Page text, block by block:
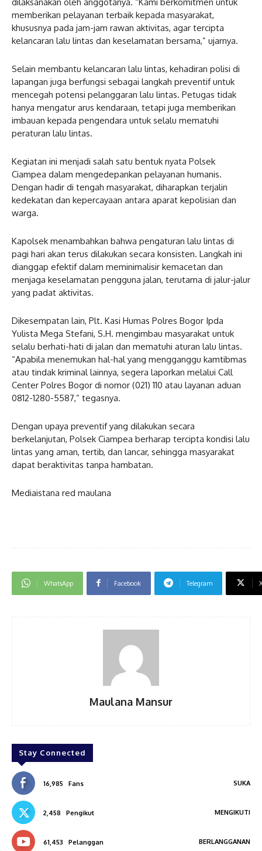
memberikan pelayanan terbaik kepada masyarakat,
khususnya pada jam-jam rawan aktivitas, agar tercipta
kelancaran lalu lintas dan keselamatan bersama,” ujarnya.
Selain membantu kelancaran lalu lintas, kehadiran polisi di
lapangan juga berfungsi sebagai langkah preventif untuk
mencegah potensi pelanggaran lalu lintas. Petugas tidak
hanya mengatur arus kendaraan, tetapi juga memberikan
imbauan kepada pengendara untuk selalu mematuhi
peraturan lalu lintas.
Kegiatan ini menjadi salah satu bentuk nyata Polsek
Ciampea dalam mengedepankan pelayanan humanis.
Dengan hadir di tengah masyarakat, diharapkan terjalin
kedekatan dan kepercayaan antara aparat kepolisian dan
warga.
Kapolsek menambahkan bahwa pengaturan lalu lintas di
pagi hari akan terus dilakukan secara konsisten. Langkah ini
dianggap efektif dalam meminimalisir kemacetan dan
menjaga keselamatan pengguna jalan, terutama di jalur-jalur
yang padat aktivitas.
Dikesempatan lain, Plt. Kasi Humas Polres Bogor Ipda
Yulista Mega Stefani, S.H. mengimbau masyarakat untuk
selalu berhati-hati di jalan dan mematuhi aturan lalu lintas.
“Apabila menemukan hal-hal yang mengganggu kamtibmas
atau tindak kriminal lainnya, segera laporkan melalui Call
Center Polres Bogor di nomor (021) 110 atau layanan aduan
0812-1280-5587,” tegasnya.
Dengan upaya preventif yang dilakukan secara
berkelanjutan, Polsek Ciampea berharap tercipta kondisi lalu
lintas yang aman, tertib, dan lancar, sehingga masyarakat
dapat beraktivitas tanpa hambatan.
Mediaistana red maulana
WhatsApp Facebook Telegram
Maulana Mansur
Stay Connected
16,985 Fans SUKA
2,458 Pengikut MENGIKUTI
61,453 Pelanggan BERLANGGANAN